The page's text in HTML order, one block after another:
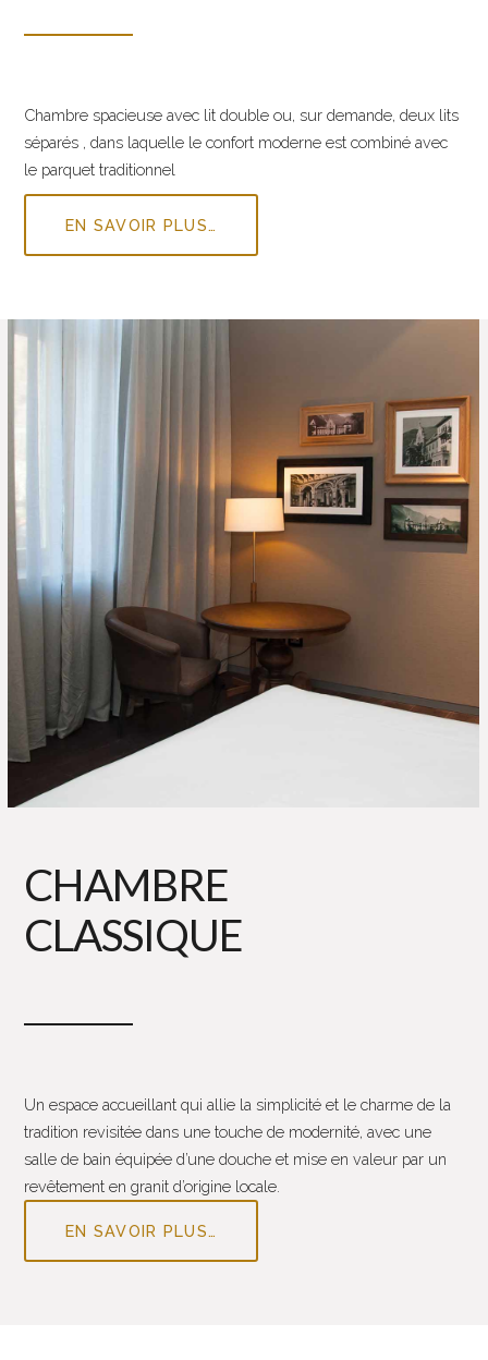
Chambre spacieuse avec lit double ou, sur demande, deux lits
séparés , dans laquelle le confort moderne est combiné avec
le parquet traditionnel
EN SAVOIR PLUS…
CHAMBRE
CLASSIQUE
Un espace accueillant qui allie la simplicité et le charme de la
tradition revisitée dans une touche de modernité, avec une
salle de bain équipée d’une douche et mise en valeur par un
revêtement en granit d’origine locale.
EN SAVOIR PLUS…